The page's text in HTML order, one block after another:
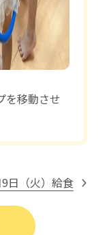
を移動させ
日（火）給食